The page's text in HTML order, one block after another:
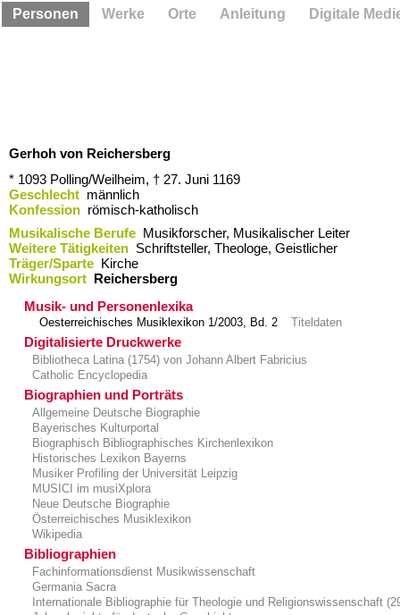
Gerhoh von Reichersberg
* 1093 Polling/Weilheim, † 27. Juni 1169
Geschlecht männlich
Konfession römisch-katholisch
Musikalische Berufe Musikforscher, Musikalischer Leiter
Weitere Tätigkeiten Schriftsteller, Theologe, Geistlicher
Träger/Sparte Kirche
Wirkungsort Reichersberg
Musik- und Personenlexika
Oesterreichisches Musiklexikon 1/2003, Bd. 2 Titeldaten
Digitalisierte Druckwerke
Bibliotheca Latina (1754) von Johann Albert Fabricius
Catholic Encyclopedia
Biographien und Porträts
Allgemeine Deutsche Biographie
Bayerisches Kulturportal
Biographisch Bibliographisches Kirchenlexikon
Historisches Lexikon Bayerns
Musiker Profiling der Universität Leipzig
MUSICI im musiXplora
Neue Deutsche Biographie
Österreichisches Musiklexikon
Wikipedia
Bibliographien
Fachinformationsdienst Musikwissenschaft
Germania Sacra
Internationale Bibliographie für Theologie und Religionswissenschaft
Personen Werke Orte Anleitung Digitale